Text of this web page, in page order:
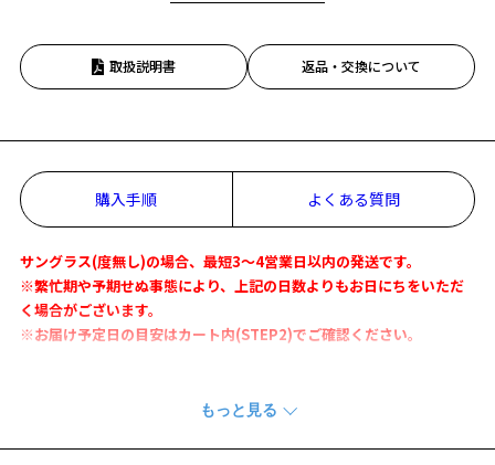
取扱説明書 返品・交換について
購入手順 よくある質問
サングラス(度無し)の場合、最短3～4営業日以内の発送です。
※繁忙期や予期せぬ事態により、上記の日数よりもお日にちをいただ
く場合がございます。
※お届け予定日の目安はカート内(STEP2)でご確認ください。